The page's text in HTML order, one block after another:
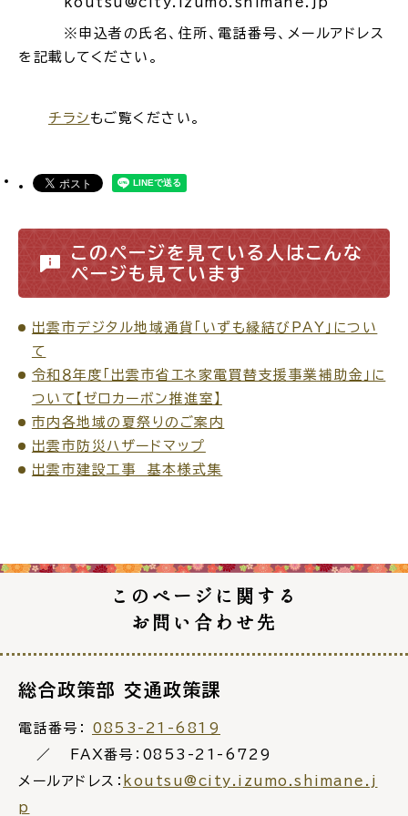
ライフライン 公共交通
公共施設
くらしの便利情報 子育て便利帳
ごみ出しおたすけア
※申込者の氏名、住所、電話番号、メールアドレス
を記載してください。
チラシ もご覧ください。
このページを見ている人はこんな
ページも見ています
出雲市デジタル地域通貨「いずも縁結びPAY」につい
て
令和８年度「出雲市省エネ家電買替支援事業補助金」に
ついて【ゼロカーボン推進室】
市内各地域の夏祭りのご案内
出雲市防災ハザードマップ
出雲市建設工事 基本様式集
このページに関する
お問い合わせ先
総合政策部 交通政策課
電話番号： 0853-21-6819
FAX番号：0853-21-6729
メールアドレス： koutsu@city.izumo.shimane.j
p